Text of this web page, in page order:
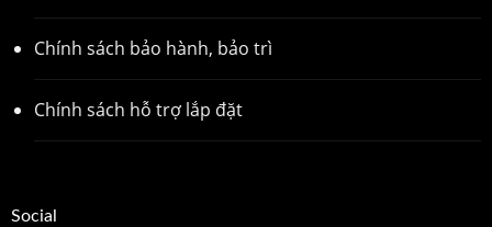
Chính sách bảo hành, bảo trì
Chính sách hỗ trợ lắp đặt
Social